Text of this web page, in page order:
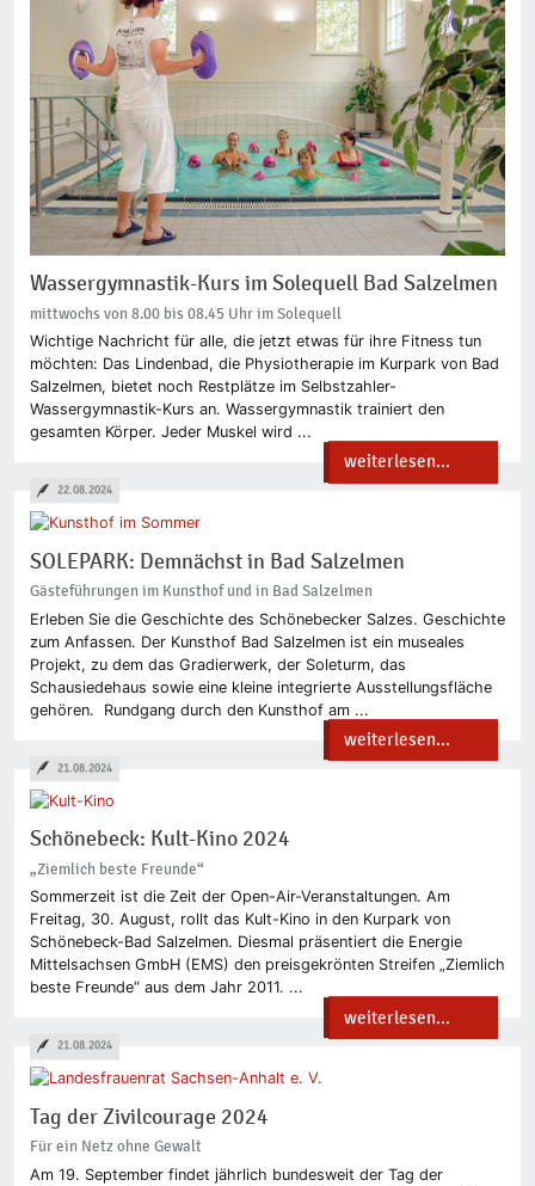
Wassergymnastik-Kurs im Solequell Bad Salzelmen
mittwochs von 8.00 bis 08.45 Uhr im Solequell
Wichtige Nachricht für alle, die jetzt etwas für ihre Fitness tun
möchten: Das Lindenbad, die Physiotherapie im Kurpark von Bad
Salzelmen, bietet noch Restplätze im Selbstzahler-
Wassergymnastik-Kurs an. Wassergymnastik trainiert den
gesamten Körper. Jeder Muskel wird ...
weiterlesen...
SOLEPARK: Demnächst in Bad Salzelmen
Gästeführungen im Kunsthof und in Bad Salzelmen
Erleben Sie die Geschichte des Schönebecker Salzes. Geschichte
zum Anfassen. Der Kunsthof Bad Salzelmen ist ein museales
Projekt, zu dem das Gradierwerk, der Soleturm, das
Schausiedehaus sowie eine kleine integrierte Ausstellungsfläche
gehören. Rundgang durch den Kunsthof am ...
weiterlesen...
22.08.2024
Schönebeck: Kult-Kino 2024
„Ziemlich beste Freunde“
Sommerzeit ist die Zeit der Open-Air-Veranstaltungen. Am
Freitag, 30. August, rollt das Kult-Kino in den Kurpark von
Schönebeck-Bad Salzelmen. Diesmal präsentiert die Energie
Mittelsachsen GmbH (EMS) den preisgekrönten Streifen „Ziemlich
beste Freunde“ aus dem Jahr 2011. ...
weiterlesen...
21.08.2024
Tag der Zivilcourage 2024
Für ein Netz ohne Gewalt
Am 19. September findet jährlich bundesweit der Tag der
21.08.2024